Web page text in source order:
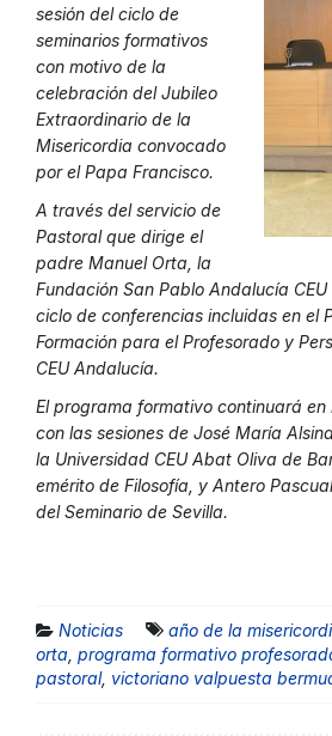
sesión del ciclo de
seminarios formativos
con motivo de la
celebración del Jubileo
Extraordinario de la
Misericordia convocado
por el Papa Francisco.
A través del servicio de
Pastoral que dirige el
padre Manuel Orta, la
Fundación San Pablo Andalucía
ciclo de conferencias incluidas en el
Formación para el Profesorado y
CEU Andalucía.
El programa formativo continuará en
con las sesiones de José María
la Universidad CEU Abat Oliva de
emérito de Filosofía, y Antero
del Seminario de Sevilla.
Noticias año de la
orta programa formativo
pastoral, victoriano valpuesta